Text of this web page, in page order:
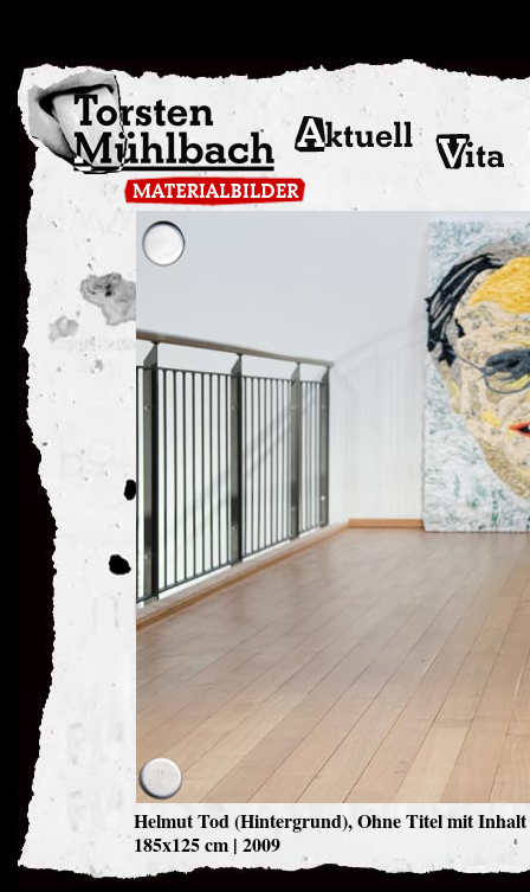
Helmut Tod (Hintergrund), Ohne Titel mit
185x125 cm | 2009